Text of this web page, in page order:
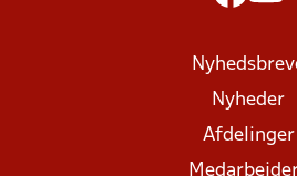
Nyheder
Afdelinger